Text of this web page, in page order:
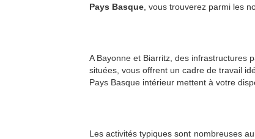
Pays Basque, vous trouverez parmi les
A Bayonne et Biarritz, des infrastructures
situées, vous offrent un cadre de travail
Pays Basque intérieur mettent à votre
Les activités typiques sont nombreuses